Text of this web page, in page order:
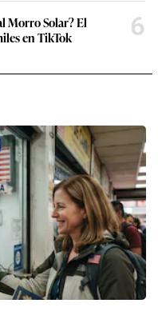
Morro Solar? El
en TikTok
6